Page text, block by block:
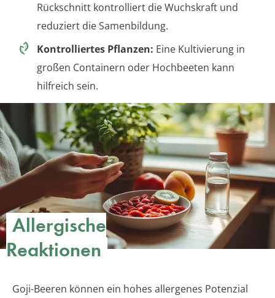
Rückschnitt kontrolliert die Wuchskraft und
reduziert die Samenbildung.
Kontrolliertes Pflanzen: Eine Kultivierung in
großen Containern oder Hochbeeten kann
hilfreich sein.
Allergische
Reaktionen
Goji-Beeren können ein hohes allergenes Potenzial